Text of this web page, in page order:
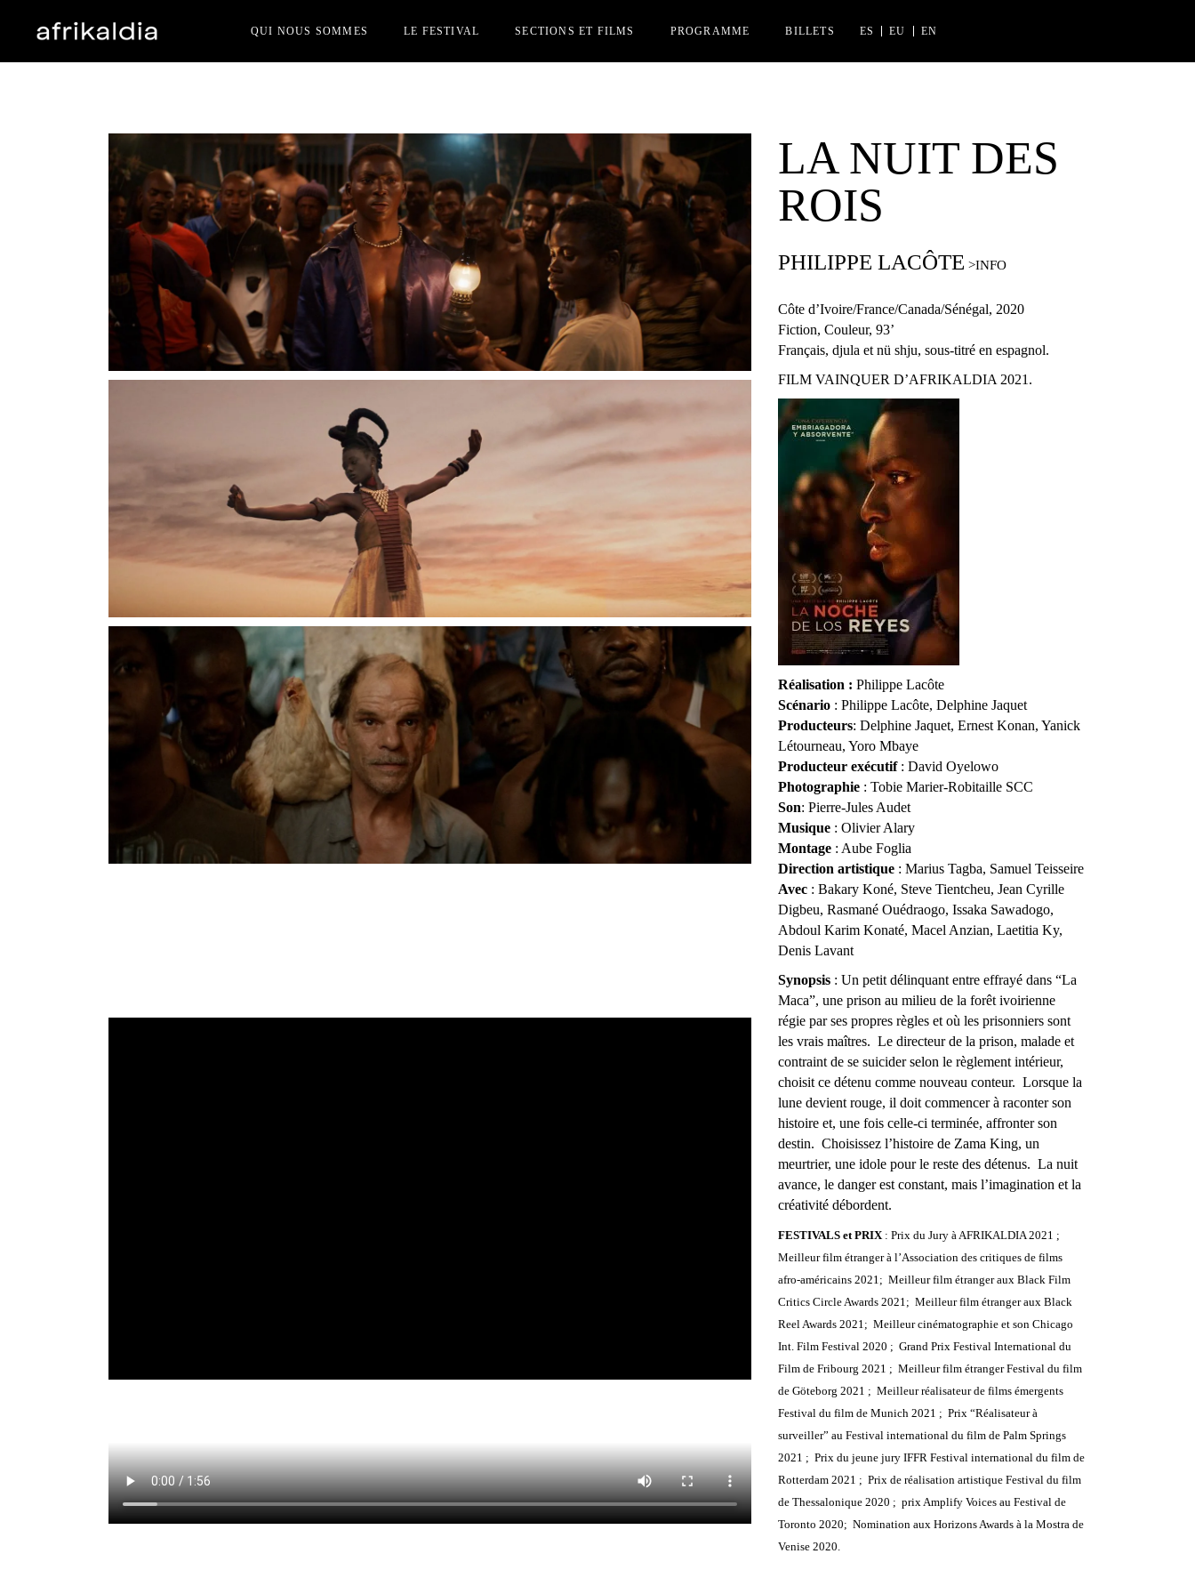
QUI NOUS SOMMES LE FESTIVAL
INSCRIPTION FILMS
PERSONNES INVITÉES
ACCRÉDITATIONS
PRIX
REJOIGNEZ-NOUS
AUTRES ÉDITIONS
SECTIONS ET FILMS
SECTION PARALLÈLE
PROGRAMME BILLETS ES EU EN
LA NUIT DES
ROIS
PHILIPPE LACÔTE
Côte d’Ivoire/France/Canada/Sénégal, 2020
Fiction, Couleur, 93’
Français, djula et nü shju, sous-titré en espagnol.
FILM VAINQUER D’AFRIKALDIA 2021.
Réalisation : Philippe Lacôte
Scénario : Philippe Lacôte, Delphine Jaquet
Producteurs: Delphine Jaquet, Ernest Konan, Yanick
Létourneau, Yoro Mbaye
Producteur exécutif : David Oyelowo
Photographie : Tobie Marier-Robitaille SCC
Son: Pierre-Jules Audet
Musique : Olivier Alary
Montage : Aube Foglia
Direction artistique : Marius Tagba, Samuel Teisseire
Avec : Bakary Koné, Steve Tientcheu, Jean Cyrille
Digbeu, Rasmané Ouédraogo, Issaka Sawadogo,
Abdoul Karim Konaté, Macel Anzian, Laetitia Ky,
Denis Lavant
Synopsis : Un petit délinquant entre effrayé dans “La
Maca”, une prison au milieu de la forêt ivoirienne
régie par ses propres règles et où les prisonniers sont
les vrais maîtres. Le directeur de la prison, malade et
contraint de se suicider selon le règlement intérieur,
choisit ce détenu comme nouveau conteur. Lorsque la
lune devient rouge, il doit commencer à raconter son
histoire et, une fois celle-ci terminée, affronter son
destin. Choisissez l’histoire de Zama King, un
meurtrier, une idole pour le reste des détenus. La nuit
avance, le danger est constant, mais l’imagination et la
créativité débordent.
FESTIVALS et PRIX: Prix du Jury à AFRIKALDIA 2021 ;
Meilleur film étranger à l’Association des critiques de films
afro-américains 2021; Meilleur film étranger aux Black Film
Critics Circle Awards 2021; Meilleur film étranger aux Black
Reel Awards 2021; Meilleur cinématographie et son Chicago
Int. Film Festival 2020 ; Grand Prix Festival International du
Film de Fribourg 2021 ; Meilleur film étranger Festival du film
de Göteborg 2021 ; Meilleur réalisateur de films émergents
Festival du film de Munich 2021 ; Prix ​​“Réalisateur à
surveiller” au Festival international du film de Palm Springs
2021 ; Prix ​​du jeune jury IFFR Festival international du film de
Rotterdam 2021 ; Prix ​​​​de réalisation artistique Festival du film
de Thessalonique 2020 ; prix Amplify Voices au Festival de
Toronto 2020; Nomination aux Horizons Awards à la Mostra de
Venise 2020.